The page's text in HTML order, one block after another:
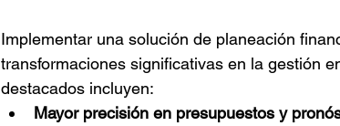
Implementar una solución de planeación
transformaciones significativas en la gestión
destacados incluyen:
Mayor precisión en presupuestos y